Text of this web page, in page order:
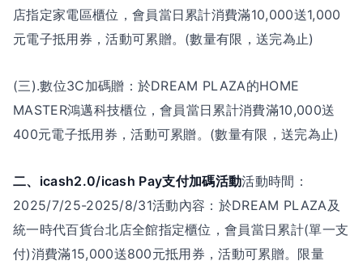
店指定家電區櫃位，會員當日累計消費滿10,000送1,000
元電子抵用券，活動可累贈。(數量有限，送完為止)
(三).數位3C加碼贈：於DREAM PLAZA的HOME
MASTER鴻邁科技櫃位，會員當日累計消費滿10,000送
400元電子抵用券，活動可累贈。(數量有限，送完為止)
二、icash2.0/icash Pay支付加碼活動活動時間：
2025/7/25-2025/8/31活動內容：於DREAM PLAZA及
統一時代百貨台北店全館指定櫃位，會員當日累計(單一支
付)消費滿15,000送800元抵用券，活動可累贈。限量